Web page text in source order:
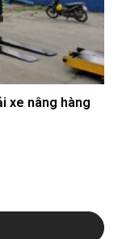
xe nâng hàng